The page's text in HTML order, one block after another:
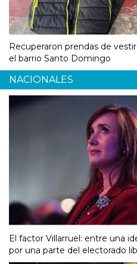
Recuperaron prendas de
el barrio Santo Domingo
NACIONALES
El factor Villarruel: entre una
por una parte del electorado